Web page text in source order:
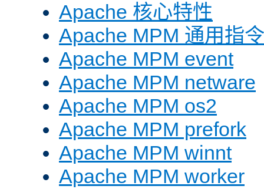
Apache 核心特性
Apache MPM 通用指令
Apache MPM event
Apache MPM netware
Apache MPM os2
Apache MPM prefork
Apache MPM winnt
Apache MPM worker